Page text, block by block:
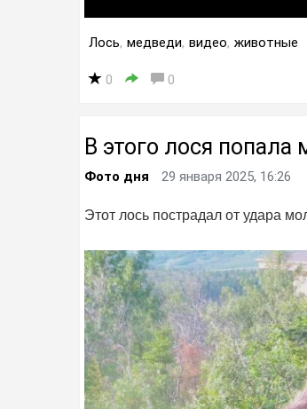
Лось, медведи, видео, животные
0 0
В этого лося попала
Фото дня 29 января 2025, 16:26
Этот лось пострадал от удара